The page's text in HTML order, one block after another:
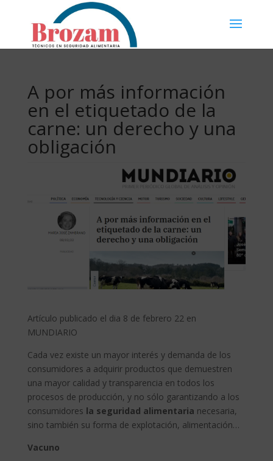
A por más información
en el etiquetado de la
carne: un derecho y una
obligación
Artículo publicado el dia 8 de febrero 22 en
MUNDIARIO
Cada vez existe un mayor interés y demanda de los
consumidores a adquirir productos que demuestren
una mayor calidad y transparencia en todos los
procesos de producción, y no sólo garantizando a los
consumidores la seguridad alimentaria necesaria,
sino también su forma de explotación, alimentación…
Vacuno